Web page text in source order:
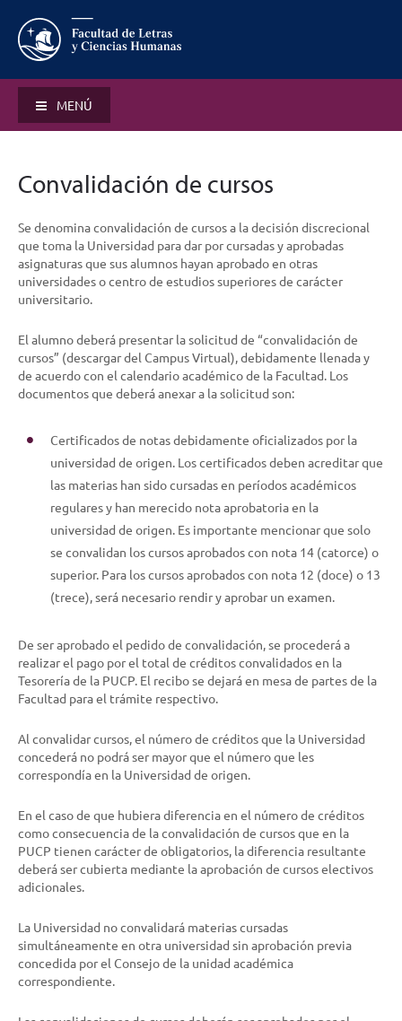
MENÚ
Convalidación de cursos
Se denomina convalidación de cursos a la decisión discrecional
que toma la Universidad para dar por cursadas y aprobadas
asignaturas que sus alumnos hayan aprobado en otras
universidades o centro de estudios superiores de carácter
universitario.
El alumno deberá presentar la solicitud de “convalidación de
cursos” (descargar del Campus Virtual), debidamente llenada y
de acuerdo con el calendario académico de la Facultad. Los
documentos que deberá anexar a la solicitud son:
Certificados de notas debidamente oficializados por la
universidad de origen. Los certificados deben acreditar que
las materias han sido cursadas en períodos académicos
regulares y han merecido nota aprobatoria en la
universidad de origen. Es importante mencionar que solo
se convalidan los cursos aprobados con nota 14 (catorce) o
superior. Para los cursos aprobados con nota 12 (doce) o 13
(trece), será necesario rendir y aprobar un examen.
De ser aprobado el pedido de convalidación, se procederá a
realizar el pago por el total de créditos convalidados en la
Tesorería de la PUCP. El recibo se dejará en mesa de partes de la
Facultad para el trámite respectivo.
Al convalidar cursos, el número de créditos que la Universidad
concederá no podrá ser mayor que el número que les
correspondía en la Universidad de origen.
En el caso de que hubiera diferencia en el número de créditos
como consecuencia de la convalidación de cursos que en la
PUCP tienen carácter de obligatorios, la diferencia resultante
deberá ser cubierta mediante la aprobación de cursos electivos
adicionales.
La Universidad no convalidará materias cursadas
simultáneamente en otra universidad sin aprobación previa
concedida por el Consejo de la unidad académica
correspondiente.